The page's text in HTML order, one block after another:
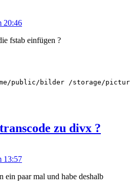
20:46
fstab einfügen ?
public/bilder /storage/
zu divx ?
13:57
ein paar mal und habe deshalb